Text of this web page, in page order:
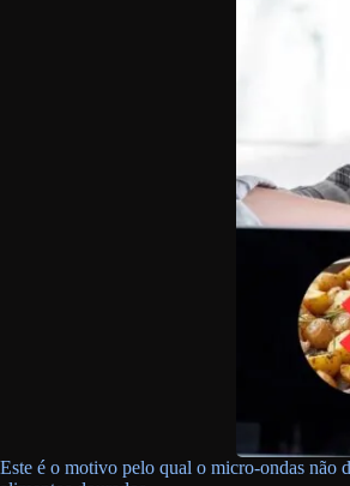
Este é o motivo pelo qual o micro-ondas não